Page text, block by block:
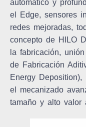
automático y
el Edge, sensores
redes mejoradas,
concepto de HILO
la fabricación,
de Fabricación
Energy
el mecanizado
tamaño y alto valor